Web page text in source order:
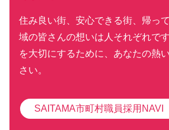
住み良い街、安心できる街、帰っ
域の皆さんの想いは人それぞれで
を大切にするために、あなたの熱
さい。
SAITAMA市町村職員採用NAVI